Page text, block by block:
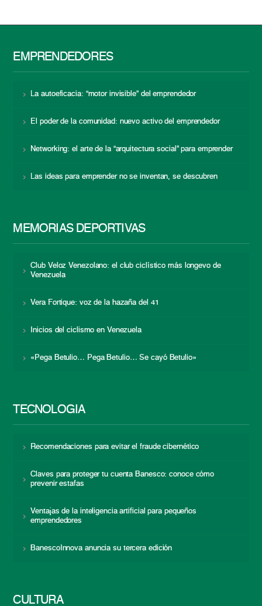
EMPRENDEDORES
La autoeficacia: “motor invisible” del emprendedor
El poder de la comunidad: nuevo activo del emprendedor
Networking: el arte de la “arquitectura social” para emprender
Las ideas para emprender no se inventan, se descubren
MEMORIAS DEPORTIVAS
Club Veloz Venezolano: el club ciclístico más longevo de
Venezuela
Vera Fortique: voz de la hazaña del 41
Inicios del ciclismo en Venezuela
«Pega Betulio… Pega Betulio… Se cayó Betulio»
TECNOLOGÍA
Recomendaciones para evitar el fraude cibernético
Claves para proteger tu cuenta Banesco: conoce cómo
prevenir estafas
Ventajas de la inteligencia artificial para pequeños
emprendedores
BanescoInnova anuncia su tercera edición
CULTURA